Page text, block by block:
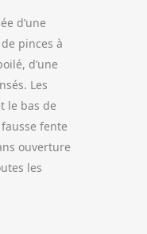
d’une
pinces à
d’une
Les
le bas de
fente
ouverture
les